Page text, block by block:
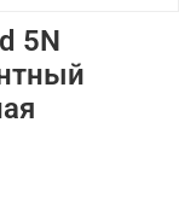
5N